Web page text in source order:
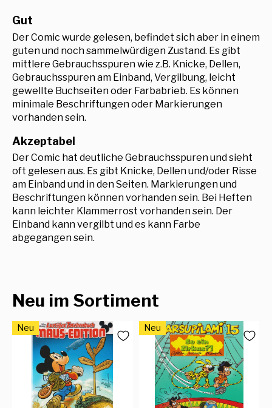
Gut
Der Comic wurde gelesen, befindet sich aber in einem
guten und noch sammelwürdigen Zustand. Es gibt
mittlere Gebrauchsspuren wie z.B. Knicke, Dellen,
Gebrauchsspuren am Einband, Vergilbung, leicht
gewellte Buchseiten oder Farbabrieb. Es können
minimale Beschriftungen oder Markierungen
vorhanden sein.
Akzeptabel
Der Comic hat deutliche Gebrauchsspuren und sieht
oft gelesen aus. Es gibt Knicke, Dellen und/oder Risse
am Einband und in den Seiten. Markierungen und
Beschriftungen können vorhanden sein. Bei Heften
kann leichter Klammerrost vorhanden sein. Der
Einband kann vergilbt und es kann Farbe
abgegangen sein.
Neu im Sortiment
Neu Neu